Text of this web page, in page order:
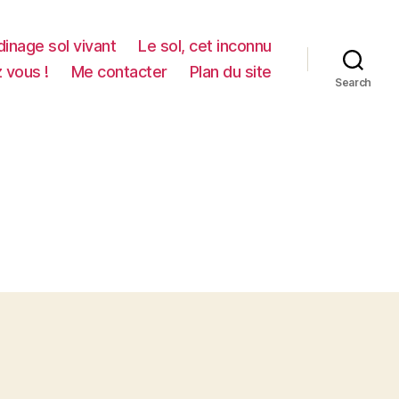
sol vivant
Le sol, cet inconnu
vous ! Me contacter Plan du site
Search